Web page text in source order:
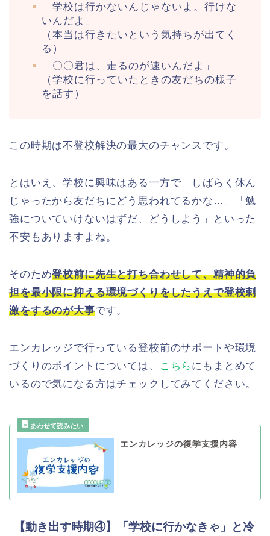
「学校は行かないんじゃないよ。行けな
いんだよ」
（本当は行きたいという気持ちが出てく
る）
「〇〇君は、走るのが速いんだよ」
（学校に行っていたときの友だちの様子
を話す）
この時期は不登校解決の最大のチャンスです。
とはいえ、学校に興味はある一方で「しばらく休ん
じゃったから友だちにどう思われてるかな…」「勉
強についていけないはずだ、どうしよう」といった
不安もありますよね。
そのため登校前に先生と打ち合わせして、精神的負
担を最小限に抑える環境づくりをしたうえで登校刺
激をするのが大事です。
エンカレッジで行っている登校前のサポートや環境
づくりのポイントについては、
こちら にもまとめて
いるので気になる方はチェックしてみてください。
エンカレッジの復学支援内容
【動き出す時期④】「学校に行かなきゃ」と冷